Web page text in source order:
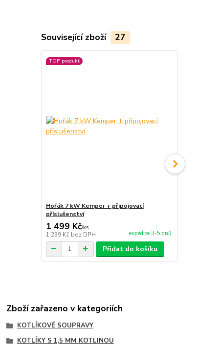
Související zboží 27
TOP produkt
Hořák 7 kW Kemper + připojovací
příslušenství
1 499 Kč/ks
1 239 Kč bez DPH expedice 3-5 dnů
Přidat do košíku
Zboží zařazeno v kategoriích
KOTLÍKOVÉ SOUPRAVY
KOTLÍKY S 1,5 MM KOTLINOU